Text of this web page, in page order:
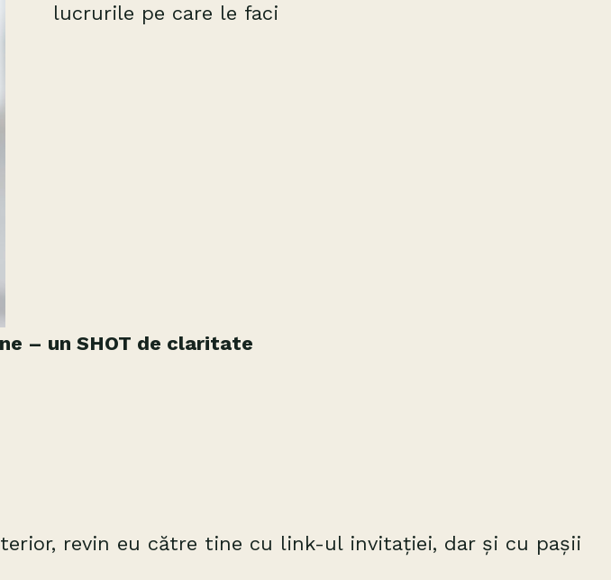
lucrurile pe care le faci
– un SHOT de claritate
revin eu către tine cu link-ul invitației, dar și cu pașii